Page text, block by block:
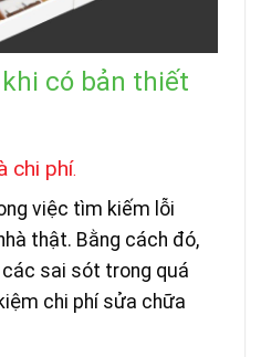
có bản thiết
chi phí.
việc tìm kiếm lỗi
thật. Bằng cách đó,
sai sót trong quá
chi phí sửa chữa